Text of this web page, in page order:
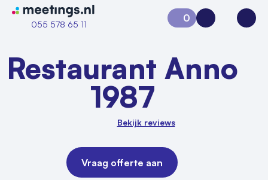
Naar home van Meetings
055 578 65 11
0
Aanvraag 0Inloggen
Restaurant Anno
1987
Bekijk reviews
Vraag offerte aan